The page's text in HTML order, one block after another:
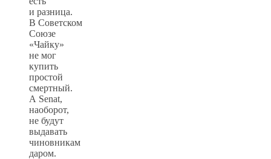
и разница.
В Советском
Союзе
«Чайку»
не мог
купить
простой
смертный.
А Senat,
наоборот,
не будут
выдавать
чиновникам
даром.